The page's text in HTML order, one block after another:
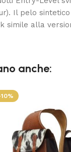
Il pelo
alla
anche: